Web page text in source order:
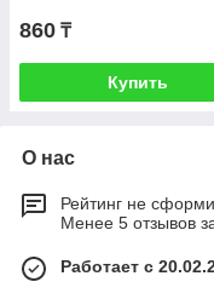
860 ₸
Купить
О нас
Рейтинг не
Менее 5 отзывов
Работает с